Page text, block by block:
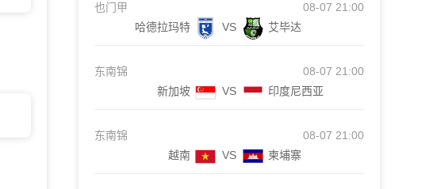
也门甲
08-07 21:00
哈德拉玛特
VS 艾毕达
东南锦
08-07 21:00
新加坡
VS 印度尼西亚
东南锦
08-07 21:00
越南
VS 柬埔寨